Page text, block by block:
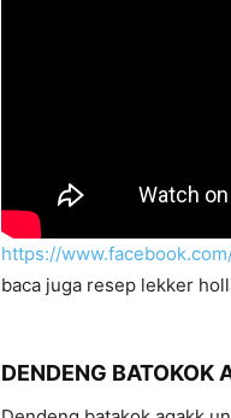
https://
baca juga resep lekker
DENDENG